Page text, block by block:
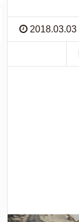
2018.03.03